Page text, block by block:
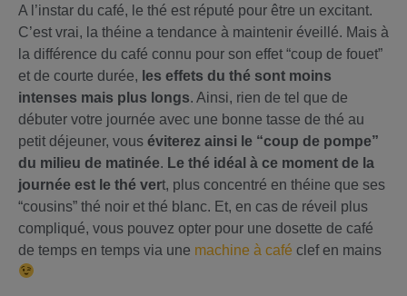
A l’instar du café, le thé est réputé pour être un excitant.
C’est vrai, la théine a tendance à maintenir éveillé. Mais à
la différence du café connu pour son effet “coup de fouet”
et de courte durée, les effets du thé sont moins
intenses mais plus longs. Ainsi, rien de tel que de
débuter votre journée avec une bonne tasse de thé au
petit déjeuner, vous éviterez ainsi le “coup de pompe”
du milieu de matinée. Le thé idéal à ce moment de la
journée est le thé vert, plus concentré en théine que ses
“cousins” thé noir et thé blanc. Et, en cas de réveil plus
compliqué, vous pouvez opter pour une dosette de café
de temps en temps via une machine à café clef en mains